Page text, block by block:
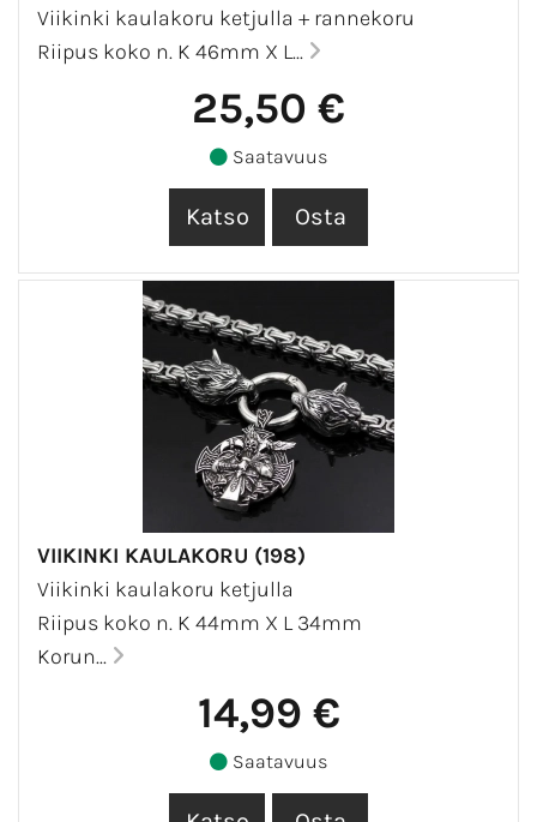
Viikinki kaulakoru ketjulla + rannekoru
Riipus koko n. K 46mm X L...
25,50 €
Saatavuus
VIIKINKI KAULAKORU (198)
Viikinki kaulakoru ketjulla
Riipus koko n. K 44mm X L 34mm
Korun...
14,99 €
Saatavuus